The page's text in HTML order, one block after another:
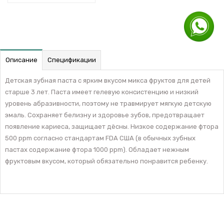
Описание Спецификации
Детская зубная паста с ярким вкусом микса фруктов для детей
старше 3 лет. Паста имеет гелевую консистенцию и низкий
уровень абразивности, поэтому не травмирует мягкую детскую
эмаль. Сохраняет белизну и здоровье зубов, предотвращает
появление кариеса, защищает дёсны. Низкое содержание фтора
500 ppm согласно стандартам FDA США (в обычных зубных
пастах содержание фтора 1000 ppm). Обладает нежным
фруктовым вкусом, который обязательно понравится ребенку.